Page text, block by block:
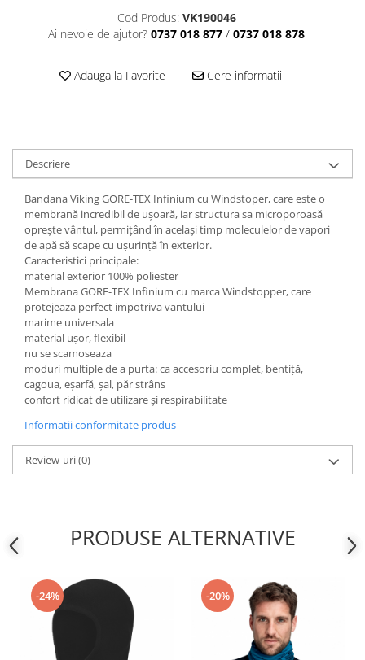
Cod Produs: VK190046
Ai nevoie de ajutor? 0737 018 877 / 0737 018 878
Adauga la Favorite Cere informatii
Descriere
Bandana Viking GORE-TEX Infinium cu Windstoper, care este o
membrană incredibil de ușoară, iar structura sa microporoasă
oprește vântul, permițând în același timp moleculelor de vapori
de apă să scape cu ușurință în exterior.
Caracteristici principale:
material exterior 100% poliester
Membrana GORE-TEX Infinium cu marca Windstopper, care
protejeaza perfect impotriva vantului
marime universala
material ușor, flexibil
nu se scamoseaza
moduri multiple de a purta: ca accesoriu complet, bentiță,
cagoua, eșarfă, șal, păr strâns
confort ridicat de utilizare și respirabilitate
Informatii conformitate produs
Review-uri(0)
PRODUSE ALTERNATIVE
-24% -20%